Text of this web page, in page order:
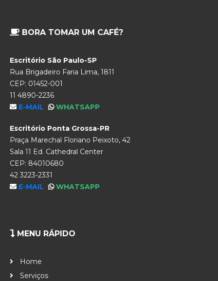
BORA TOMAR UM CAFÉ?
Escritório São Paulo-SP
Rua Brigadeiro Faria Lima, 1811
CEP: 01452-001
11 4890-2236
E-MAIL
WHATSAPP
Escritório Ponta Grossa-PR
Praça Marechal Floriano Peixoto, 42
Sala 11 Ed. Cathedral Center
CEP: 84010680
42 3223-2331
E-MAIL
WHATSAPP
MENU RÁPIDO
Home
Serviços